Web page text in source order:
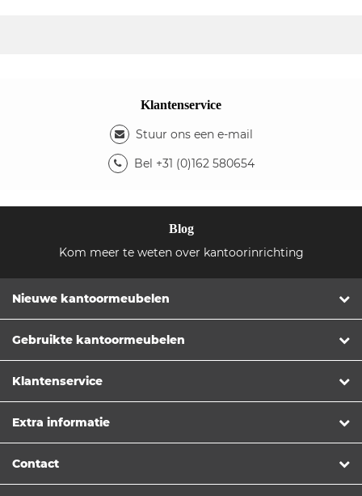
Klantenservice
Stuur ons een e-mail
Bel +31 (0)162 580654
Blog
Kom meer te weten over kantoorinrichting
Nieuwe kantoormeubelen
Gebruikte kantoormeubelen
Klantenservice
Extra informatie
Contact